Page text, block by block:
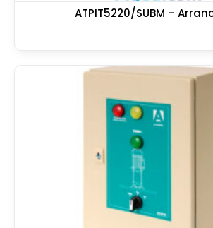
ATPIT5220/SUBM –